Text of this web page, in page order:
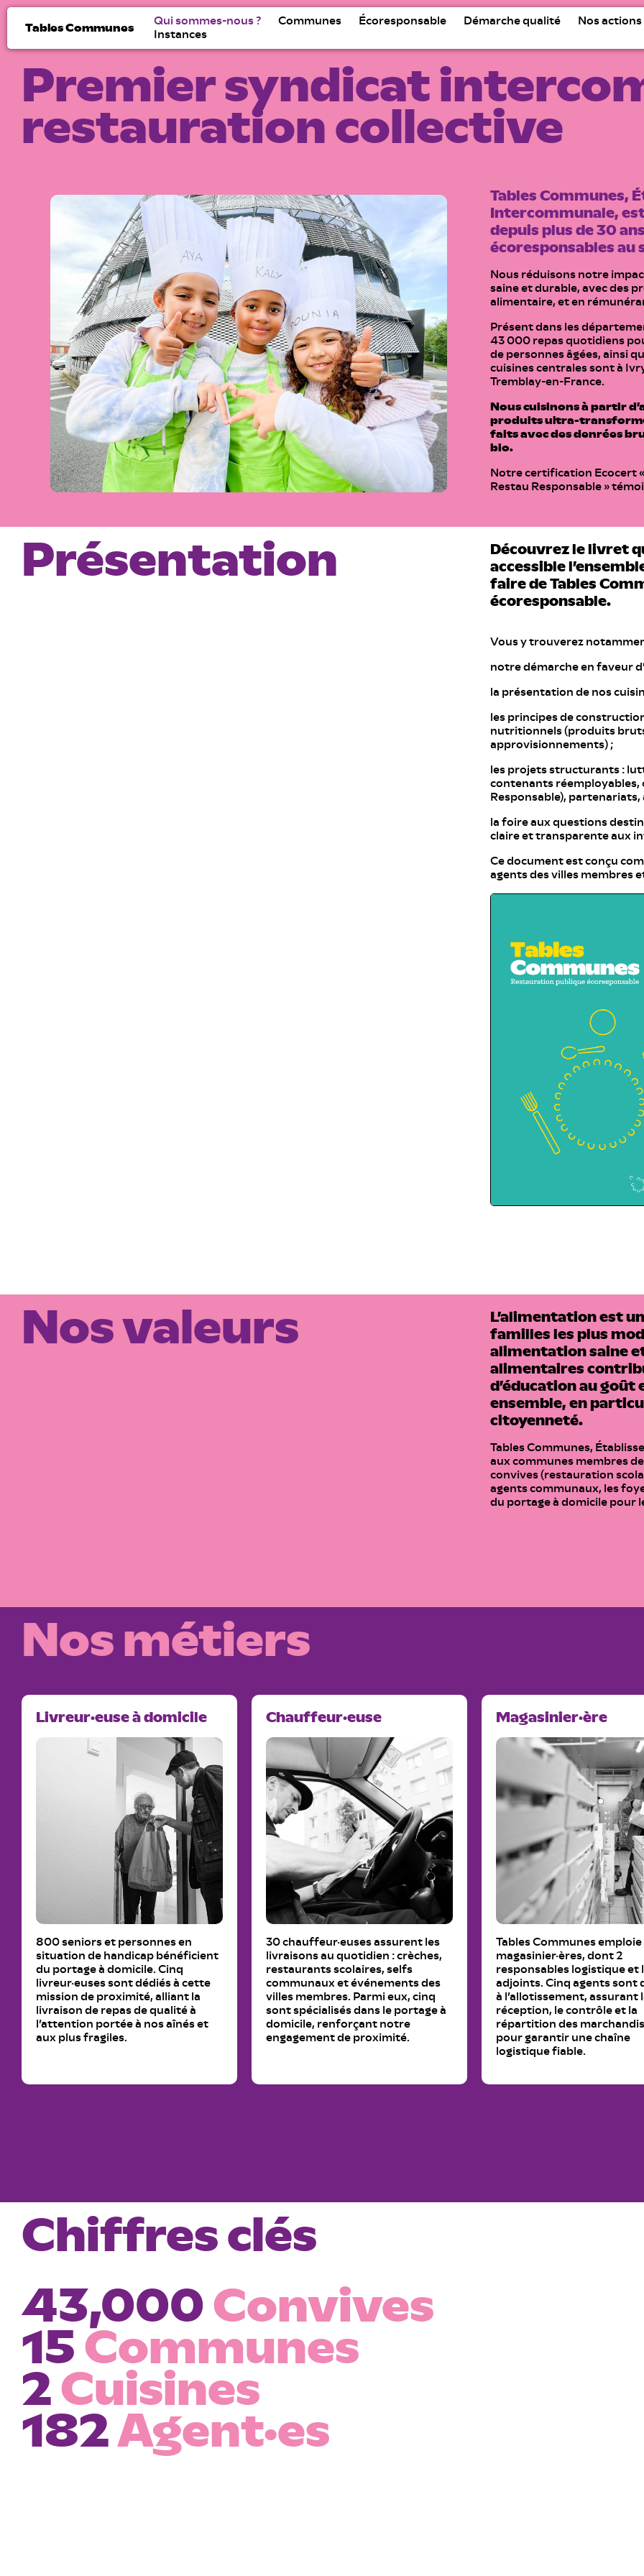
Tables Communes
Qui sommes-nous ? Communes Écoresponsable Démarche qualité Nos actions
Instances
Premier syndicat
restauration collective
Tables Communes,
Intercommunale,
depuis plus de 30
écoresponsables au
Nous réduisons notre
saine et durable, avec des
alimentaire, et en
Présent dans les
43 000 repas quotidiens
de personnes âgées, ainsi
cuisines centrales sont à
Tremblay-en-France.
Nous cuisinons à partir
produits ultra-
faits avec des denrées
bio.
Notre certification Ecocert
Restau Responsable »
Présentation
Découvrez le livret
accessible
faire de Tables
écoresponsable.
Vous y trouverez
notre démarche en faveur
la présentation de nos
les principes de
nutritionnels (produits
approvisionnements) ;
les projets structurants :
contenants réemployables,
Responsable),
la foire aux questions
claire et transparente aux
Ce document est conçu
agents des villes membres
Nos valeurs
L’alimentation est
familles les plus
alimentation saine
alimentaires
d’éducation au
ensemble, en
citoyenneté.
Tables Communes,
aux communes membres
convives (restauration
agents communaux, les
du portage à domicile pour
Nos métiers
Livreur·euse à domicile
800 seniors et personnes en
situation de handicap bénéficient
du portage à domicile. Cinq
livreur·euses sont dédiés à cette
mission de proximité, alliant la
livraison de repas de qualité à
l’attention portée à nos aînés et
aux plus fragiles.
Chauffeur·euse
30 chauffeur·euses assurent les
livraisons au quotidien : crèches,
restaurants scolaires, selfs
communaux et événements des
villes membres. Parmi eux, cinq
sont spécialisés dans le portage à
domicile, renforçant notre
engagement de proximité.
Magasinier·ère
Tables Communes emploie
magasinier·ères, dont 2
responsables logistique et
adjoints. Cinq agents sont
à l’allotissement, assurant
réception, le contrôle et la
répartition des
pour garantir une chaîne
logistique fiable.
Chiffres clés
43,000 Convives
15 Communes
2 Cuisines
182Agent·es